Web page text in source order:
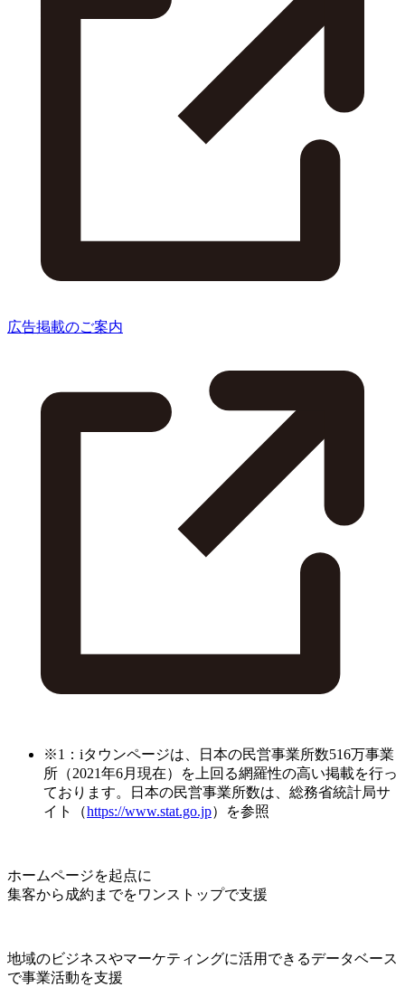
広告掲載のご案内
※1：iタウンページは、日本の民営事業所数516万事業
所（2021年6月現在）を上回る網羅性の高い掲載を行っ
ております。日本の民営事業所数は、総務省統計局サ
イト（https://www.stat.go.jp）を参照
ホームページを起点に
集客から成約までをワンストップで支援
地域のビジネスやマーケティングに活用できるデータベース
で事業活動を支援